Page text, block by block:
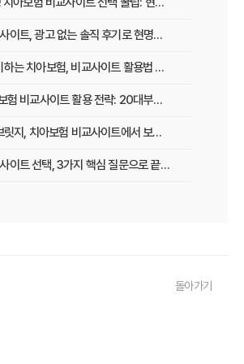
치아보험 비교사이트, 광고 없는 솔직 후기로 현명하게 선택하는 법
20대부터 준비하는 치아보험, 비교사이트 활용법 A to Z
[나이별] 치아보험 비교사이트 활용 전략: 20대부터 60대까지 맞춤 가이드
임플란트 vs 브릿지, 치아보험 비교사이트에서 보장 범위 꼼꼼하게 확인하는 꿀팁
치아보험 비교사이트 선택, 3가지 핵심 질문으로 끝내기
돌아가기